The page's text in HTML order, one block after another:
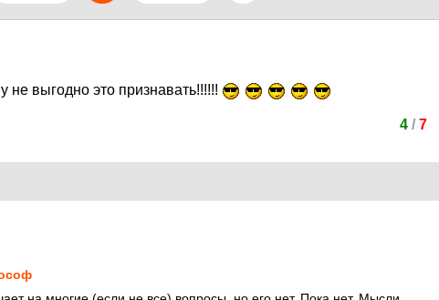
не выгодно это признавать!!!!!!
4/ 7